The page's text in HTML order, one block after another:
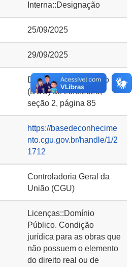
Interna::Designação
25/09/2025
29/09/2025
Diário Oficial da União
(DOU) de 29/9/2025,
seção 2, página 85
https://basedeconhecime
nto.cgu.gov.br/handle/1/2
1712
Controladoria Geral da
União (CGU)
Licenças::Domínio
Público. Condição
jurídica para as obras que
não possuem o elemento
do direito real ou de